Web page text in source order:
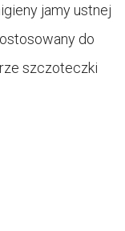
jamy ustnej
do
szczoteczki